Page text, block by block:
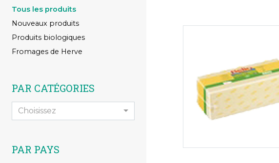
Tous les produits
Nouveaux produits
Produits biologiques
Fromages de Herve
PAR CATÉGORIES
Choisissez
PAR PAYS